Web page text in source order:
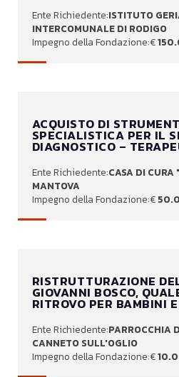
ISTITUTO
INTERCOMUNALE DI RODIGO
ACQUISTO DI
SPECIALISTICA PER IL
DIAGNOSTICO –
CASA DI CURA
MANTOVA
RISTRUTTURAZIONE
GIOVANNI BOSCO,
RITROVO PER BAMBINI
PARROCCHIA
CANNETO SULL'OGLIO